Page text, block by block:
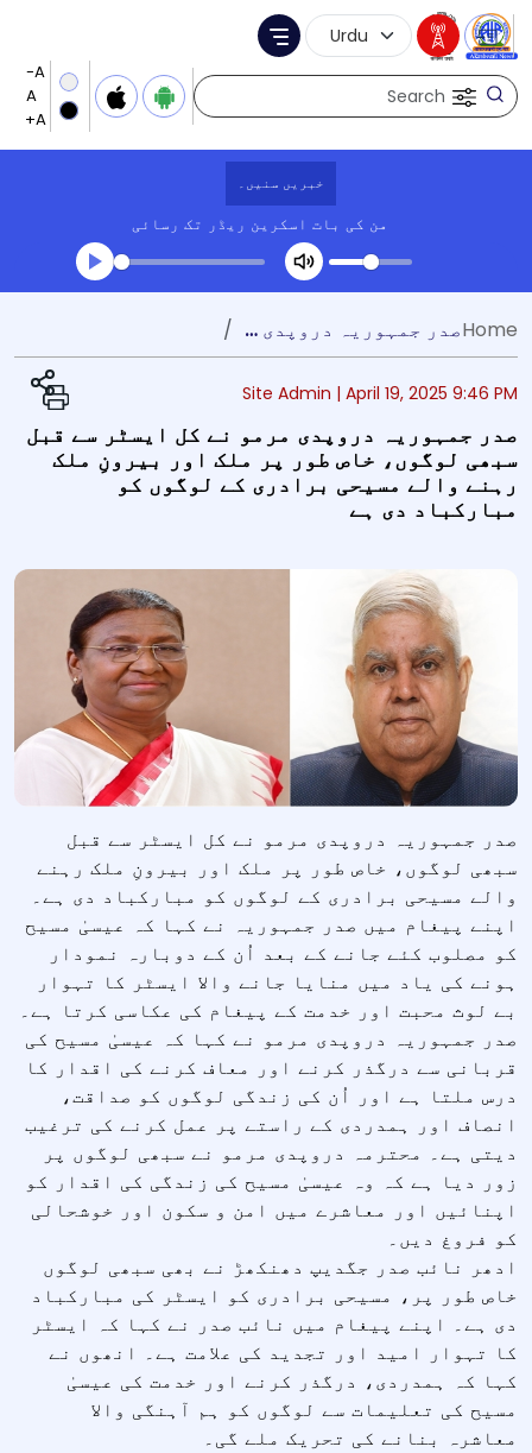
Search
Language Selection
Menu
خبریں سنیں۔
من کی بات اسکرین ریڈر تک رسائی
Transcript summary
کھیلیں آڈیو Home صدر جمہوریہ دروپدی مرمو نے کل ایسٹر سے قبل سبھی لوگوں، خاص طور پر ملک اور بیرونِ ملک رہنے والے مسیحی برادری کے لوگوں کو مبارکباد دی ہے
Site Admin | April 19, 2025 9:46 PM
صدر جمہوریہ دروپدی مرمو نے کل ایسٹر سے قبل
سبھی لوگوں، خاص طور پر ملک اور بیرونِ ملک
رہنے والے مسیحی برادری کے لوگوں کو
مبارکباد دی ہے
صدر جمہوریہ دروپدی مرمو نے کل ایسٹر سے قبل
سبھی لوگوں، خاص طور پر ملک اور بیرونِ ملک رہنے
والے مسیحی برادری کے لوگوں کو مبارکباد دی ہے۔
اپنے پیغام میں صدر جمہوریہ نے کہا کہ عیسیٰ مسیح
کو مصلوب کئے جانے کے بعد اُن کے دوبارہ نمودار
ہونے کی یاد میں منایا جانے والا ایسٹر کا تہوار
بے لوث محبت اور خدمت کے پیغام کی عکاسی کرتا ہے۔
صدر جمہوریہ دروپدی مرمو نے کہا کہ عیسیٰ مسیح کی
قربانی سے درگذر کرنے اور معاف کرنے کی اقدار کا
درس ملتا ہے اور اُن کی زندگی لوگوں کو صداقت،
انصاف اور ہمدردی کے راستے پر عمل کرنے کی ترغیب
دیتی ہے۔ محترمہ دروپدی مرمو نے سبھی لوگوں پر
زور دیا ہے کہ وہ عیسیٰ مسیح کی زندگی کی اقدار کو
اپنائیں اور معاشرے میں امن و سکون اور خوشحالی
کو فروغ دیں۔
ادھر نائب صدر جگدیپ دھنکھڑ نے بھی سبھی لوگوں
خاص طور پر، مسیحی برادری کو ایسٹر کی مبارکباد
دی ہے۔ اپنے پیغام میں نائب صدر نے کہا کہ ایسٹر
کا تہوار امید اور تجدید کی علامت ہے۔ انھوں نے
کہا کہ ہمدردی، درگذر کرنے اور خدمت کی عیسیٰ
مسیح کی تعلیمات سے لوگوں کو ہم آہنگی والا
معاشرہ بنانے کی تحریک ملے گی۔